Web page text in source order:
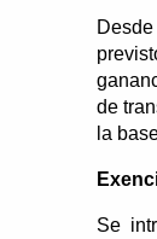
de
la
Se